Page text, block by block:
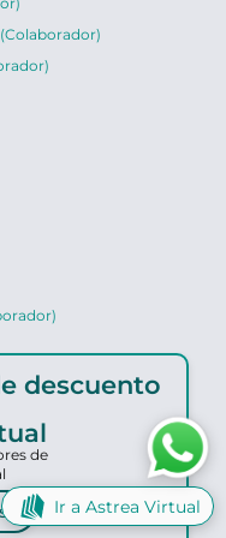
(Colaborador)
descuento
de
Ir a Astrea Virtual